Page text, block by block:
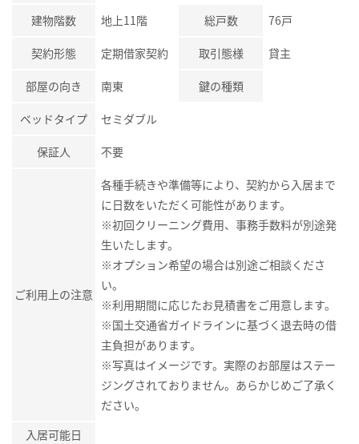
建物階数
地上11階 総戸数 76戸
契約形態 定期借家契約 取引態様 貸主
部屋の向き 南東 鍵の種類
ベッドタイプ セミダブル
保証人 不要
ご利用上の注意
各種手続きや準備等により、契約から入居まで
に日数をいただく可能性があります。
※初回クリーニング費用、事務手数料が別途発
生いたします。
※オプション希望の場合は別途ご相談くださ
い。
※利用期間に応じたお見積書をご用意します。
※国土交通省ガイドラインに基づく退去時の借
主負担があります。
※写真はイメージです。実際のお部屋はステー
ジングされておりません。あらかじめご了承く
ださい。
入居可能日